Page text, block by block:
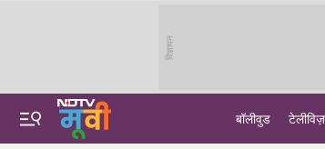
विज्ञापन
बॉलीवुड